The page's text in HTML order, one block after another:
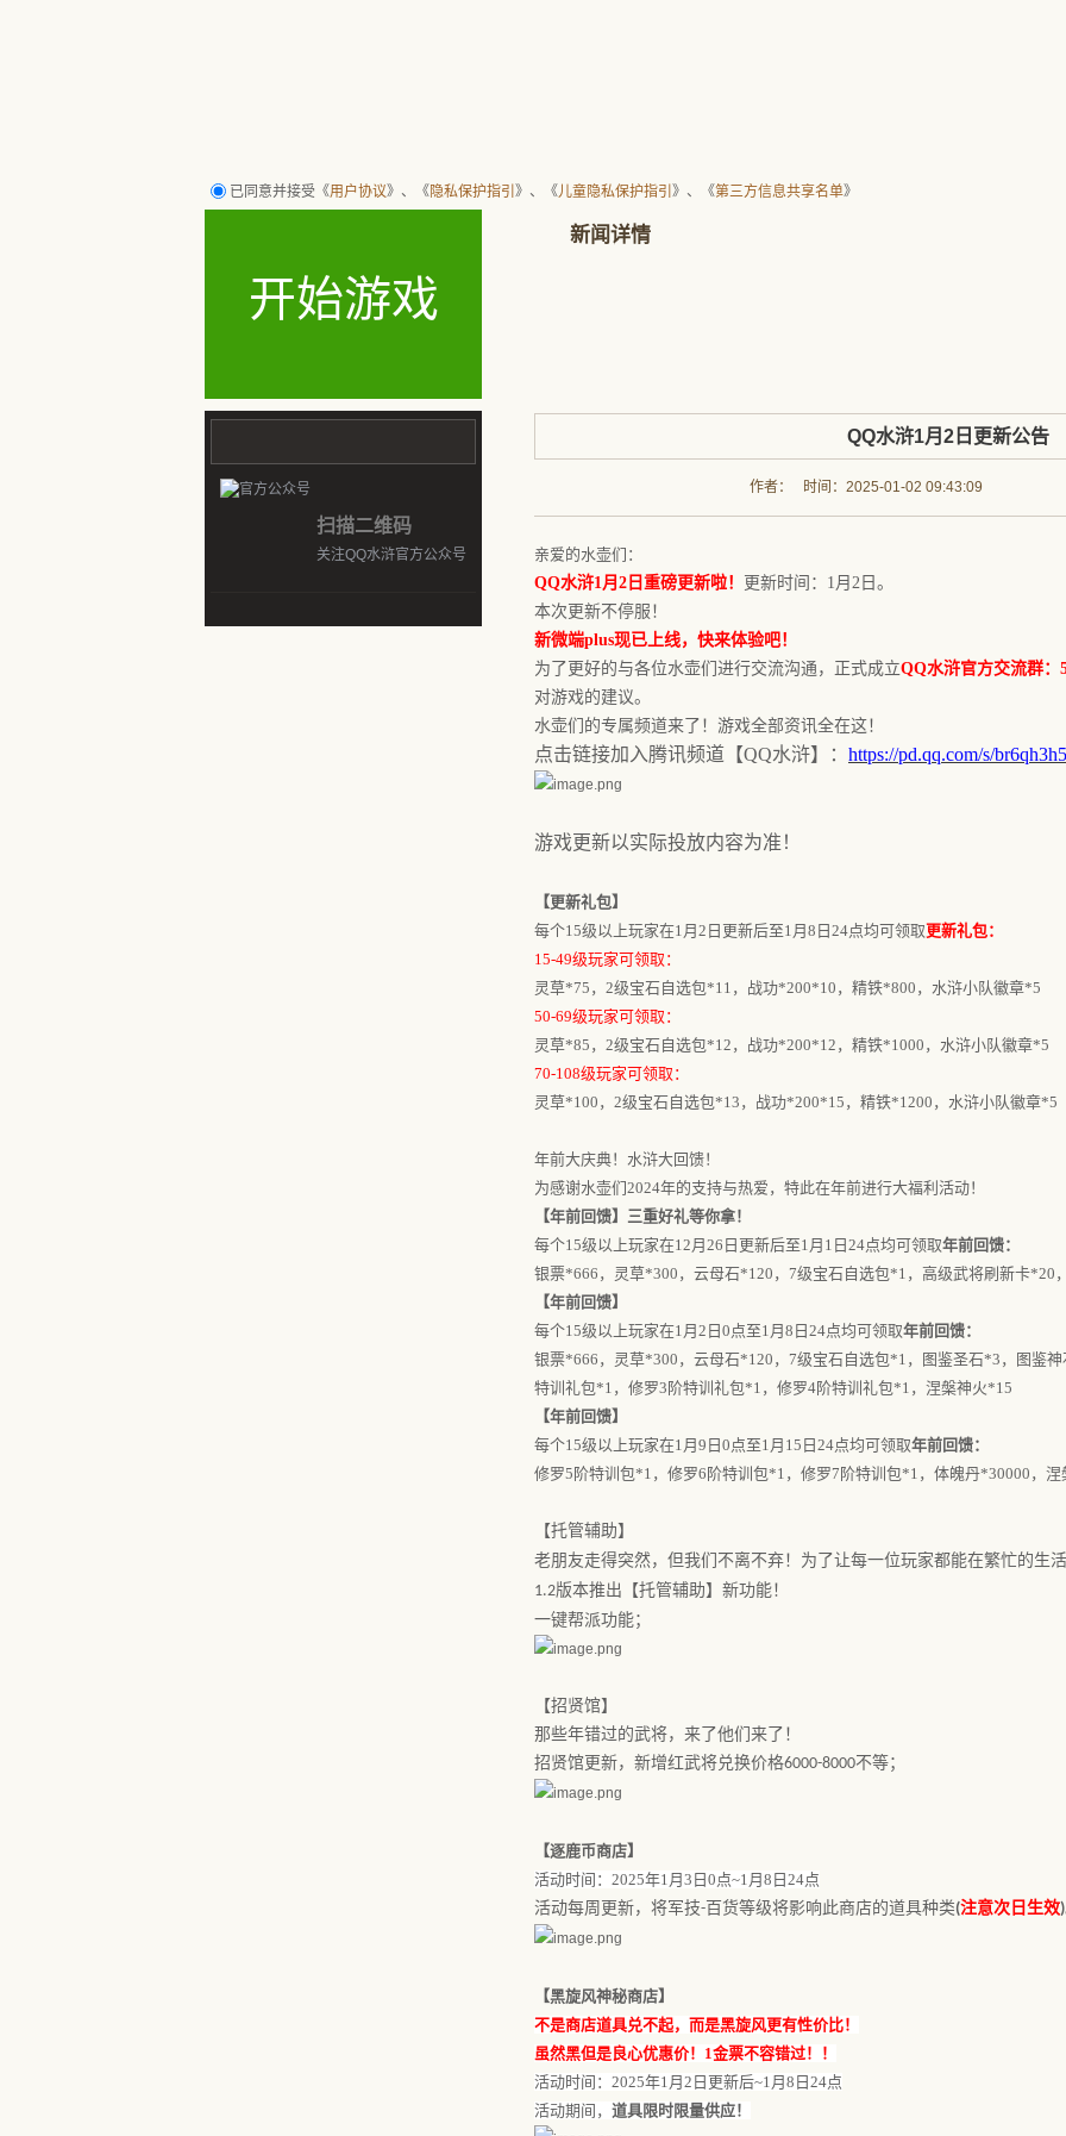
已同意并接受《用户协议》、《隐私保护指引 》、《儿童隐私保护指引 》、《第三方信息共享名单》
开始游戏
扫描二维码
关注QQ水浒官方公众号
新闻详情
QQ水浒1月2日更新公告
作者： 时间：2025-01-02 09:43:09
亲爱的水壶们：
QQ水浒1月2日 重磅更新啦！ 更新时间： 1月2日 。
本次更新不停服！
新微端plus现已上线，快来体验吧！
为了更好的与各位水壶们进行交流沟通，正式成立QQ水浒官方交流群：
对游戏的建议。
水壶们的专属频道来了！游戏全部资讯全在这！
点击链接加入腾讯频道【QQ水浒】： https://pd.qq.com/s/
游戏更新以实际投放内容为准！
【更新礼包】
每个15级以上玩家在1月2日更新后至1月8 日 24点均可领取更新礼包：
15-49级玩家可领取：
灵草*75，2级宝石自选包*11，战功*200*10，精铁*800，水浒小队徽章*5
50-69级玩家可领取：
灵草*85，2级宝石自选包*12，战功*200*12，精铁*1000，水浒小队徽章*5
70-108级玩家可领取：
灵草*100，2级宝石自选包*13，战功*200*15，精铁*1200，水浒小队徽章*5
年前大庆典！水浒大回馈！
为感谢水壶们2024年的支持与热爱，特此在年前进行大福利活动！
【年前回馈】 三重好礼等你拿！
每个15级以上玩家在12月26日更新后至1月1 日 24点均可领取年前回馈：
银票*666，灵草*300，云母石*120，7级宝石自选包*1，高级武将刷新卡*20
【年前回馈】
每个15级以上玩家在1月2日0点至1月8 日 24点均可领取年前回馈：
银票*666，灵草*300，云母石*120，7级宝石自选包*1，图鉴圣石*3，图鉴
特训礼包*1，修罗3阶特训礼包*1，修罗4阶特训礼包*1，涅槃神火*15
【年前回馈】
每个15级以上玩家在1月9日0点至1月15 日 24点均可领取年前回馈：
修罗5阶特训包*1，修罗6阶特训包*1，修罗7阶特训包*1，体魄丹*30000，
【托管辅助】
老朋友走得突然，但我们不离不弃！为了让每一位玩家都能在繁忙的生
1.2版本推出 【托管辅助】 新功能！
一键帮派功能；
【招贤馆】
那些年错过的武将，来了他们来了！
招贤馆更新，新增红武将兑换价格6000-8000不等；
【逐鹿币商店】
活动时间： 2025年1月 3 日 0点~1月 8 日 24点
活动每周更新，将军技-百货等级将影响此商店的道具种类(注意次日生效)
【黑旋风神秘商店】
不是商店道具兑不起，而是黑旋风更有性价比！
虽然黑但是良心优惠价！ 1金票不容错过！！
活动时间： 2025年1月2 日 更新后~1月 8 日 24点
活动期间， 道具限时限量供应！